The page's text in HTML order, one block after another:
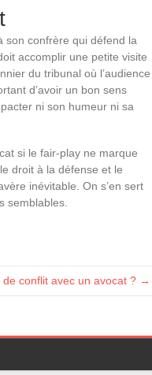
son confrère qui défend la
accomplir une petite visite
du tribunal où l’audience
d’avoir un bon sens
ni son humeur ni sa
si le fair-play ne marque
droit à la défense et le
inévitable. On s’en sert
semblables.
conflit avec un avocat ? →